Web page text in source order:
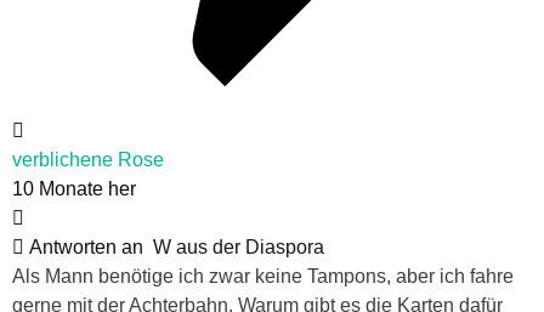
verblichene Rose
10 Monate her
Antworten an W aus der Diaspora
Als Mann benötige ich zwar keine Tampons, aber ich fahre
gerne mit der Achterbahn. Warum gibt es die Karten dafür